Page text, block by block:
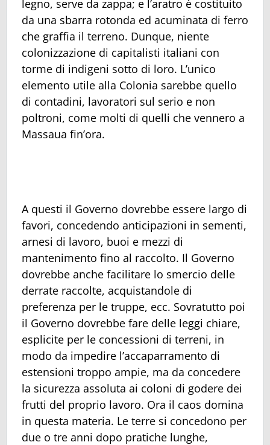
legno, serve da zappa; e l’aratro è costituito
da una sbarra rotonda ed acuminata di ferro
che graffia il terreno. Dunque, niente
colonizzazione di capitalisti italiani con
torme di indigeni sotto di loro. L’unico
elemento utile alla Colonia sarebbe quello
di contadini, lavoratori sul serio e non
poltroni, come molti di quelli che vennero a
Massaua fin’ora.
A questi il Governo dovrebbe essere largo di
favori, concedendo anticipazioni in sementi,
arnesi di lavoro, buoi e mezzi di
mantenimento fino al raccolto. Il Governo
dovrebbe anche facilitare lo smercio delle
derrate raccolte, acquistandole di
preferenza per le truppe, ecc. Sovratutto poi
il Governo dovrebbe fare delle leggi chiare,
esplicite per le concessioni di terreni, in
modo da impedire l’accaparramento di
estensioni troppo ampie, ma da concedere
la sicurezza assoluta ai coloni di godere dei
frutti del proprio lavoro. Ora il caos domina
in questa materia. Le terre si concedono per
due o tre anni dopo pratiche lunghe,